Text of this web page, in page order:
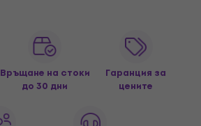
Връщане на стоки
до 30 дни
Гаранция за
цените